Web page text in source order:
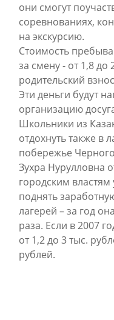
они смогут
соревнованиях,
на экскурсию.
Стоимость
за смену - от 1,8 до
родительский
Эти деньги будут
организацию
Школьники из
отдохнуть также в
побережье
Зухра Нурулловна
городским властям
поднять
лагерей – за год
раза. Если в 2007
от 1,2 до 3 тыс.
рублей.